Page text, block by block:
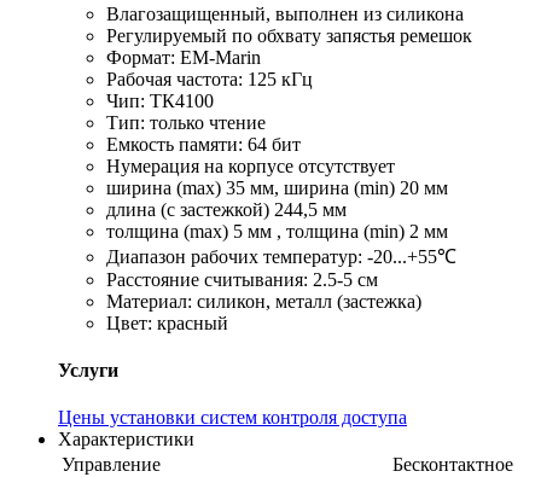
Влагозащищенный, выполнен из силикона
Регулируемый по обхвату запястья ремешок
Формат: EM-Marin
Рабочая частота: 125 кГц
Чип: ТК4100
Тип: только чтение
Емкость памяти: 64 бит
Нумерация на корпусе отсутствует
ширина (max) 35 мм, ширина (min) 20 мм
длина (с застежкой) 244,5 мм
толщина (max) 5 мм , толщина (min) 2 мм
Диапазон рабочих температур: -20...+55℃
Расстояние считывания: 2.5-5 см
Материал: силикон, металл (застежка)
Цвет: красный
Услуги
Цены установки систем контроля доступа
Характеристики
Управление
Бесконтактное